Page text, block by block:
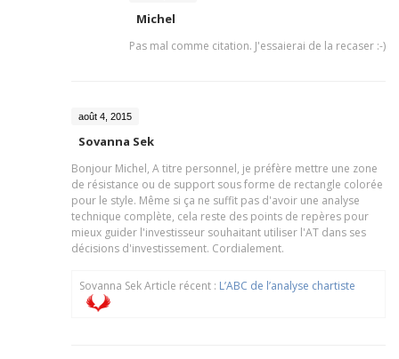
Michel
Pas mal comme citation. J'essaierai de la recaser :-)
août 4, 2015
Sovanna Sek
Bonjour Michel, A titre personnel, je préfère mettre une zone
de résistance ou de support sous forme de rectangle colorée
pour le style. Même si ça ne suffit pas d'avoir une analyse
technique complète, cela reste des points de repères pour
mieux guider l'investisseur souhaitant utiliser l'AT dans ses
décisions d'investissement. Cordialement.
Sovanna Sek Article récent : L’ABC de l’analyse chartiste